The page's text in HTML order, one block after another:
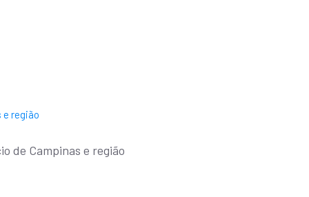
de Campinas e região